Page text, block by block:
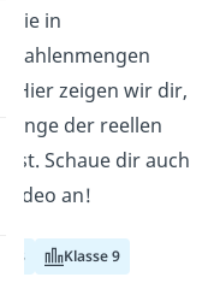
sie in
Zahlenmengen
Hier zeigen wir dir,
der reellen
Schaue dir auch
Video an!
8 Klasse 9